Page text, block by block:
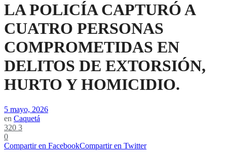
LA POLICÍA CAPTURÓ A
CUATRO PERSONAS
COMPROMETIDAS EN
DELITOS DE EXTORSIÓN,
HURTO Y HOMICIDIO.
5 mayo, 2026
en Caquetá
320 3
0
Compartir en FacebookCompartir en Twitter